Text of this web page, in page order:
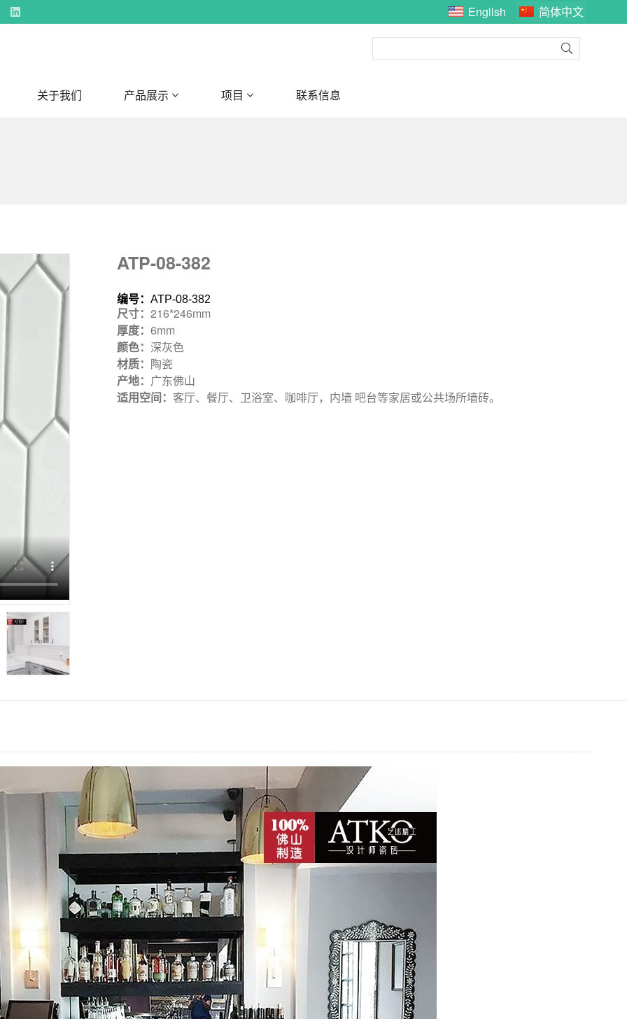
English 简体中文
关于我们 产品展示 项目 联系信息
ATP-08-382
编号： ATP-08-382
尺寸： 216*246mm
厚度： 6mm
颜色： 深灰色
材质： 陶瓷
产地： 广东佛山
适用空间： 客厅、餐厅、卫浴室、咖啡厅，内墙 吧台等家居或公共场所墙砖。